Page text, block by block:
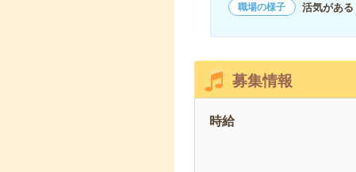
職場の様子 活気がある
募集情報
時給